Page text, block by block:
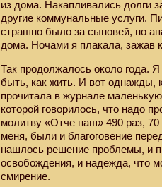
из дома. Накапливались долги
другие коммунальные услуги.
страшно было за сыновей, но
дома. Ночами я плакала, зажав
Так продолжалось около года.
быть, как жить. И вот однажды,
прочитала в журнале
которой говорилось, что надо
молитву «Отче наш» 490 раз,
меня, были и благоговение
нашлось решение проблемы, и
освобождения, и надежда, что
смирение.